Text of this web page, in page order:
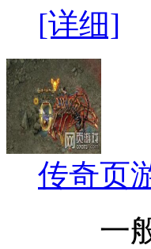
[详细]
传奇页
一般